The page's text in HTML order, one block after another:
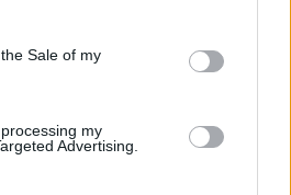
Sale of my
my
Advertising.